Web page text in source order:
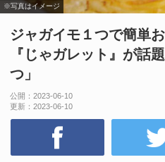
※写真はイメージ
ジャガイモ１つで簡単
『じゃガレット』が
つ」
公開： 2023-06-10
更新： 2023-06-10